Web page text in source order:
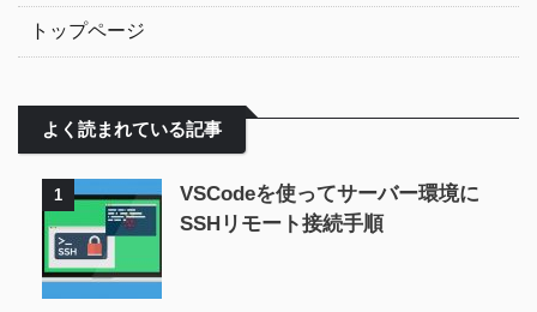
トップページ
よく読まれている記事
1
VSCodeを使ってサーバー環境に
SSHリモート接続手順